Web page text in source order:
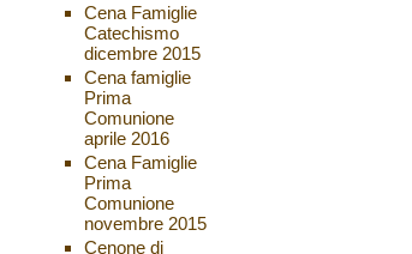
Cena Famiglie
Catechismo
dicembre 2015
Cena famiglie
Prima
Comunione
aprile 2016
Cena Famiglie
Prima
Comunione
novembre 2015
Cenone di